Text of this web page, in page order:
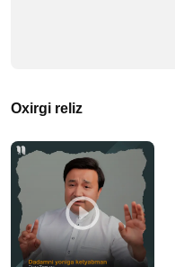
Oxirgi reliz